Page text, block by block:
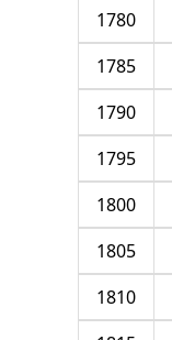
1780
1785
1790
1795
1800
1805
1810